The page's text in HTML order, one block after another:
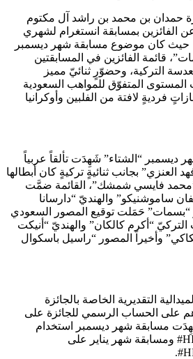
حمدان بن محمد بن راشد آل مكتوم
عن الفائزين بمسابقة انستغرام لشهري
ديسمبر
قائمة الفائزين في المسابقتين
التركية، وحضوّرٍ ثنائيّ مميز
المستوى المتفوّق للمواهب السعودية
فرديةٍ لافتة من الفلبين وأوكرانيا
ديسمبر “الشتاء” شَهِدَت تألقاً عربياً
العنزي” بجانب ثنائيةٍ تركيةٍ كان أبطالها
فايسي شمشك”، القائمة ضمَّت
ساموشنيكو” والهنديّ “دارسانا
“بسمات” حَمَلت توقيع المصور السعودي
“أكرم كالكان” والهنديّ “أنيكت
وأخيراً المصور “راسيل باسكوال
التقديرية الخاصة بالجائزة
على الحساب الرسمي للجائزة على
مسابقة شهر ديسمبر استخدام
#ومسابقة شهر يناير على
#
.